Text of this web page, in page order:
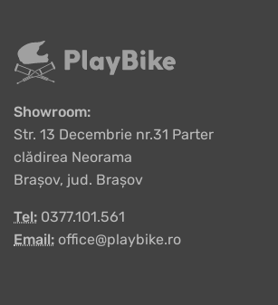
Showroom:
Str. 13 Decembrie nr.31 Parter
clădirea Neorama
Brașov, jud. Brașov
Tel: 0377.101.561
Email: office@playbike.ro